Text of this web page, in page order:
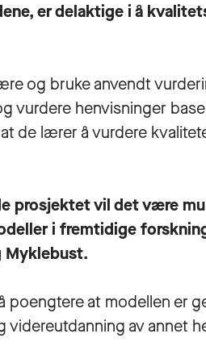
er delaktige i å
og bruke anvendt
vurdere henvisninger
de lærer å vurdere
prosjektet vil det være
i fremtidige
Myklebust.
poengtere at modellen er
av annet